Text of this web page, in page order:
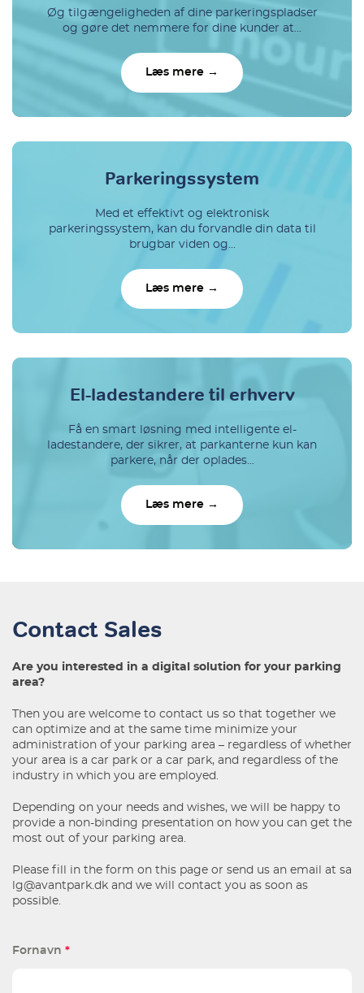
Øg tilgængeligheden af dine parkeringspladser
og gøre det nemmere for dine kunder at...
Læs mere →
Parkeringssystem
Med et effektivt og elektronisk
parkeringssystem, kan du forvandle din data til
brugbar viden og...
Læs mere →
El-ladestandere til erhverv
Få en smart løsning med intelligente el-
ladestandere, der sikrer, at parkanterne kun kan
parkere, når der oplades...
Læs mere →
Contact Sales
Are you interested in a digital solution for your parking
area?
Then you are welcome to contact us so that together we
can optimize and at the same time minimize your
administration of your parking area – regardless of whether
your area is a car park or a car park, and regardless of the
industry in which you are employed.
Depending on your needs and wishes, we will be happy to
provide a non-binding presentation on how you can get the
most out of your parking area.
Please fill in the form on this page or send us an email at sa
lg@avantpark.dk and we will contact you as soon as
possible.
Fornavn *